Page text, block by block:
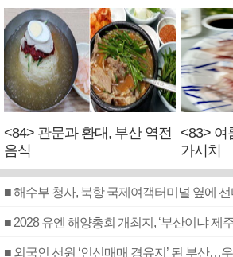
<84> 관문과 환대, 부산 역전
음식
<83> 여
가시치
■ 해수부 청사, 북항 국제여객터미널 옆에
■ 2028 유엔 해양총회 개최지, ‘부산이냐 제
■ 외국인 선원 ‘인신매매 경유지’ 된 부산…